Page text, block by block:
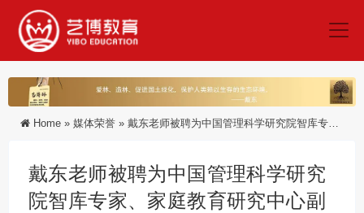
Home » 媒体荣誉 » 戴东老师被聘为中国管理科学研究院智库专家、家庭教育研究中心副主任
戴东老师被聘为中国管理科学研究
院智库专家、家庭教育研究中心副